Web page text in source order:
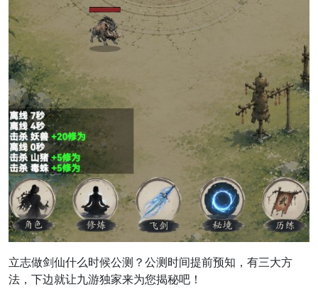
立志做剑仙什么时候公测？公测时间提前预知，有三大方
法，下边就让九游独家来为您揭秘吧！